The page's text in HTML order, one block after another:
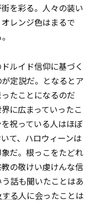
を彩る。人々の装い
レンジ色はまるで
ルイド信仰に基づく
定説だ。となるとア
たことになるのだ
に広まっていったこ
祝っている人はほぼ
て、ハロウィーンは
だ。根っこをたどれ
の敬けい虔けんな信
話も聞いたことはあ
る人に会ったことは